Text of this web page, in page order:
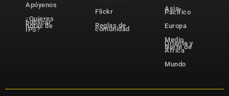
Apóyenos
¿Quieres
publicar
notas de
IPS?
Flickr
Reglas de
comunidad
Asia-
Pacífico
Europa
Medio
Oriente y
Norte de
África
Mundo